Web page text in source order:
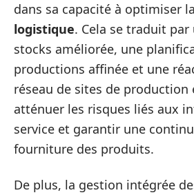
dans sa capacité à optimiser la
logistique. Cela se traduit
stocks améliorée, une
productions affinée et une
réseau de sites de production
atténuer les risques liés aux
service et garantir une
fourniture des produits.
De plus, la gestion intégrée